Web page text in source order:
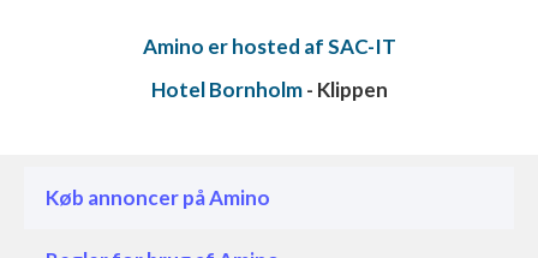
Amino er hosted af SAC-IT
Hotel Bornholm- Klippen
Køb annoncer på Amino